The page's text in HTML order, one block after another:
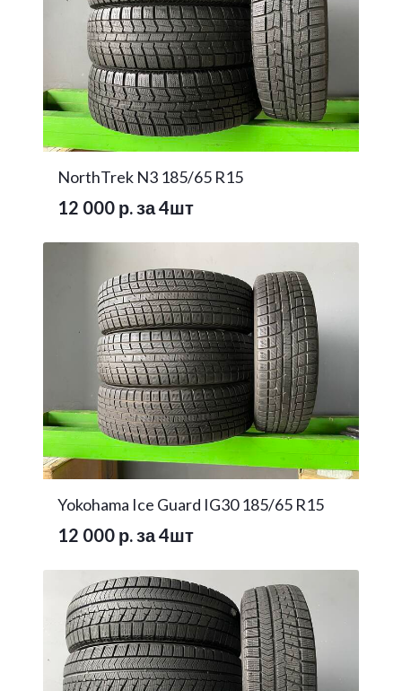
NorthTrek N3 185/65 R15
12 000 р. за 4шт
Yokohama Ice Guard IG30 185/65 R15
12 000 р. за 4шт